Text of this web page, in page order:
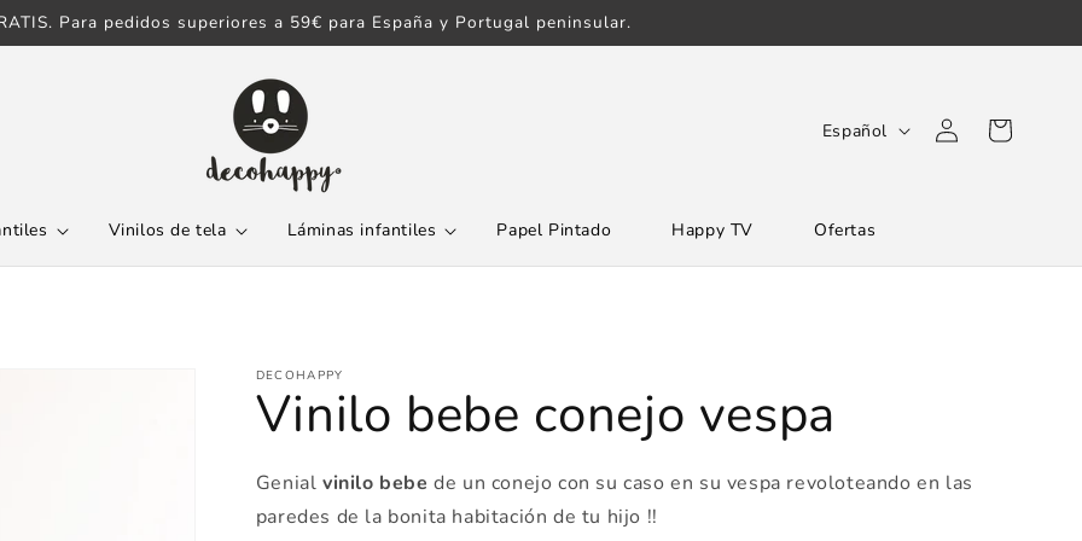
Para pedidos superiores a 59€ para España y Portugal peninsular.
Vinilos de tela Láminas infantiles Papel Pintado Happy TV Ofertas
o
m
Español
Iniciar
sesión
Carrito
DECOHAPPY
Vinilo bebe conejo vespa
Genial vinilo bebe de un conejo con su caso en su vespa revoloteando en las
paredes de la bonita habitación de tu hijo !!